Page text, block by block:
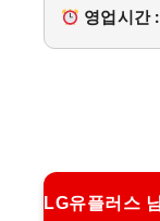
영업시간 :
LG유플러스